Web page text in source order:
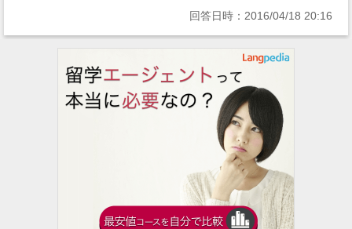
回答日時：2016/04/18 20:16